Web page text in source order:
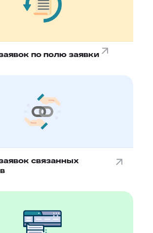
по полю заявки
связанных